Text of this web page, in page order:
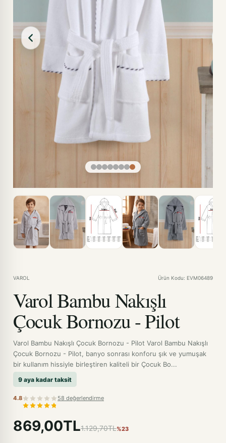
VAROL Ürün Kodu: EVM06489
Varol Bambu Nakışlı
Çocuk Bornozu - Pilot
Varol Bambu Nakışlı Çocuk Bornozu - Pilot Varol Bambu Nakışlı
Çocuk Bornozu - Pilot, banyo sonrası konforu şık ve yumuşak
bir kullanım hissiyle birleştiren kaliteli bir Çocuk Bo...
9 aya kadar taksit
4.8 58 değerlendirme
869,00TL1.129,70TL%23